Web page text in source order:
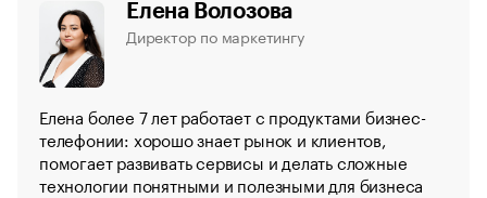
Елена Волозова
Директор по маркетингу
Елена более 7 лет работает с продуктами бизнес-
телефонии: хорошо знает рынок и клиентов,
помогает развивать сервисы и делать сложные
технологии понятными и полезными для бизнеса